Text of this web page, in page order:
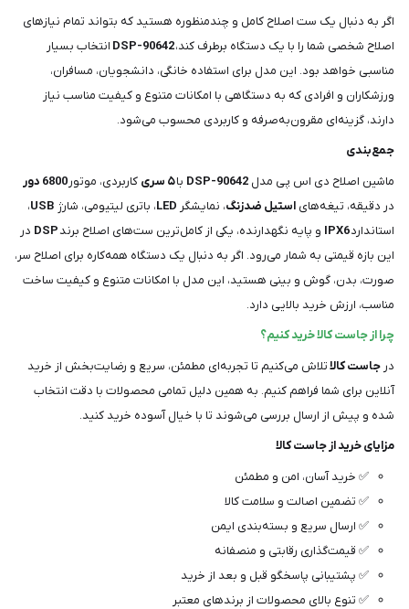
اگر به دنبال یک ست اصلاح کامل و چندمنظوره هستید که بتواند تمام نیازهای
اصلاح شخصی شما را با یک دستگاه برطرف کند،
انتخاب بسیار
مناسبی خواهد بود. این مدل برای استفاده خانگی، دانشجویان، مسافران،
ورزشکاران و افرادی که به دستگاهی با امکانات متنوع و کیفیت مناسب نیاز
دارند، گزینه‌ای مقرون‌به‌صرفه و کاربردی محسوب می‌شود.
جمع‌بندی
ماشین اصلاح دی اس پی مدل DSP-90642 با کاربردی، موتور
در دقیقه، تیغه‌های استیل ضدزنگ، نمایشگر LED، باتری لیتیومی، شارژ USB،
استاندارد
و پایه نگهدارنده، یکی از کامل‌ترین ست‌های اصلاح برند
در
این بازه قیمتی به شمار می‌رود. اگر به دنبال یک دستگاه همه‌کاره برای اصلاح سر،
صورت، بدن، گوش و بینی هستید، این مدل با امکانات متنوع و کیفیت ساخت
مناسب، ارزش خرید بالایی دارد.
چرا از جاست کالا خرید کنیم؟
در جاست کالاتلاش می‌کنیم تا تجربه‌ای مطمئن، سریع و رضایت‌بخش از خرید
آنلاین برای شما فراهم کنیم. به همین دلیل تمامی محصولات با دقت انتخاب
شده و پیش از ارسال بررسی می‌شوند تا با خیال آسوده خرید کنید.
مزایای خرید از جاست کالا
✅ خرید آسان، امن و مطمئن
✅ تضمین اصالت و سلامت کالا
✅ ارسال سریع و بسته‌بندی ایمن
✅ قیمت‌گذاری رقابتی و منصفانه
✅ پشتیبانی پاسخگو قبل و بعد از خرید
✅ تنوع بالای محصولات از برندهای معتبر